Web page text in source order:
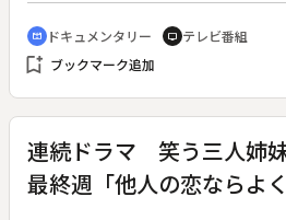
かし、忠犬と名高いハチ公も秋田県
館市に住む武田さんは、正統な秋田
願い、全国の秋田犬ファンに犬を譲っ
cinematic_blur ドキュメンタリー tv テレビ番組
bookmark_add ブックマーク追加
連続ドラマ 笑う三人姉
最終週「他人の恋ならよ